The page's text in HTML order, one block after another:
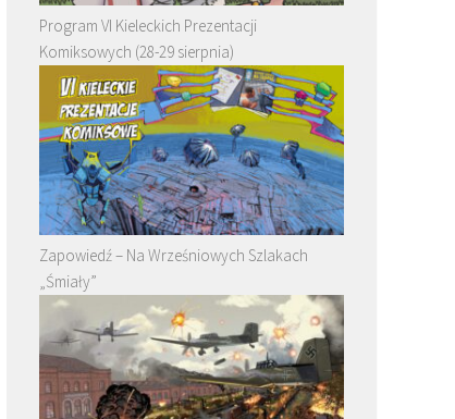
Program VI Kieleckich Prezentacji
Komiksowych (28-29 sierpnia)
Zapowiedź – Na Wrześniowych Szlakach
„Śmiały”